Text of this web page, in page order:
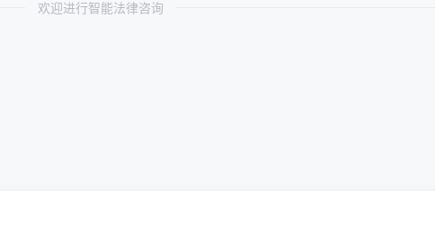
欢迎进行智能法律咨询